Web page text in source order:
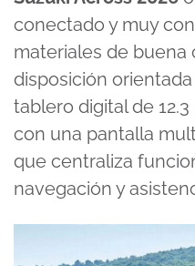
conectado y muy
materiales de buena
disposición
tablero digital de
con una pantalla
que centraliza
navegación y